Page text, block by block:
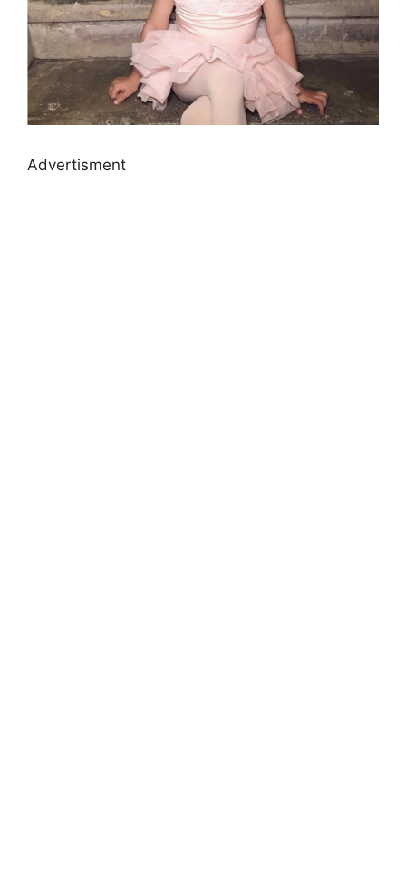
Advertisment